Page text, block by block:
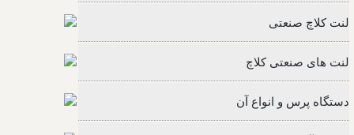
لنت کلاچ صنعتی
لنت های صنعتی کلاچ
دستگاه پرس و انواع آن